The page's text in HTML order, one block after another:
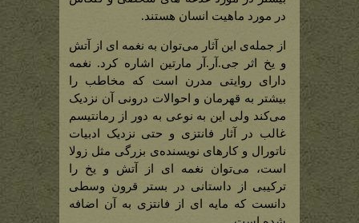
در مورد ماهیت انسان هستند.
از جمله‌ی این آثار می‌توان به نغمه ای از آتش
و یخ اثر جی.آر.آر مارتین اشاره کرد. نغمه
دارای روایتی مدرن است که مخاطب را
بیشتر به قهرمان و احوالات درونی آن نزدیک
می‌کند ولی این به نوعی به دور از رمانتیسم
غالب در آثار فانتزی و حتی نزدیک ادبیات
ناتورال و کارهای نویسنده‌ی بزرگی مثل زولا
است، می‌توان نغمه ای از آتش و یخ را
ترکیبی از داستانی در بستر قرون وسطی
دانست که مایه ای از فانتزی به آن اضافه